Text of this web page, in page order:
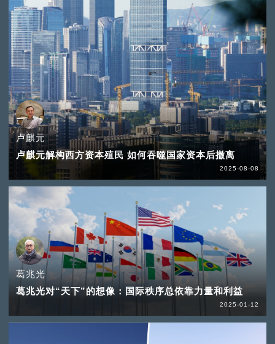
卢麒元
卢麒元解构西方资本殖民 如何吞噬国家资本后撤离
2025-08-08
葛兆光
葛兆光对“天下”的想像：国际秩序总依靠力量和利益
2025-01-12